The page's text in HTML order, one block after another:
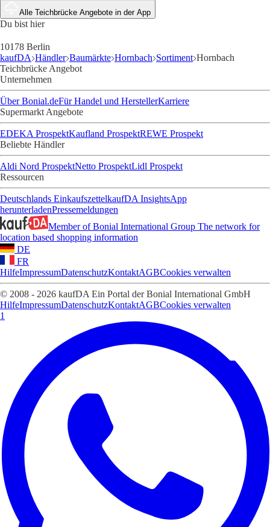
Alle Teichbrücke Angebote in der App
Du bist hier
10178 Berlin
kaufDA Händler Baumärkte Hornbach Sortiment Hornbach
Teichbrücke Angebot
Unternehmen
Über Bonial.deFür Handel und HerstellerKarriere
Supermarkt Angebote
EDEKA ProspektKaufland ProspektREWE Prospekt
Beliebte Händler
Aldi Nord ProspektNetto ProspektLidl Prospekt
Ressourcen
Deutschlands EinkaufszettelkaufDA InsightsApp
herunterladenPressemeldungen
Member of Bonial International Group The network for
location based shopping information
DE
FR
HilfeImpressumDatenschutzKontaktAGBCookies verwalten
© 2008 - 2026 kaufDA Ein Portal der Bonial International GmbH
HilfeImpressumDatenschutzKontaktAGBCookies verwalten
1